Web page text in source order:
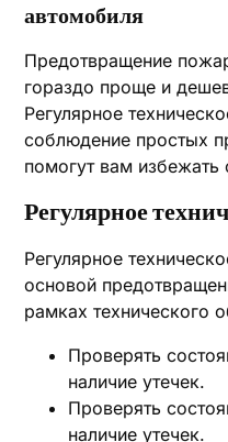
автомобиля
Предотвращение
гораздо проще и
Регулярное
соблюдение простых
помогут вам
Регулярное
Регулярное
основой
рамках технического
Проверять
наличие утечек.
Проверять
наличие утечек.